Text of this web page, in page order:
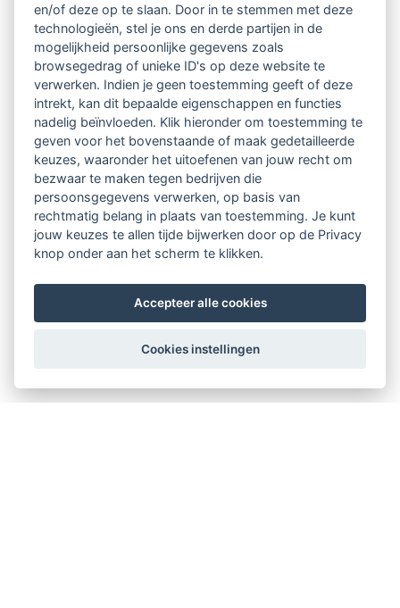
en/of deze op te slaan. Door in te stemmen met deze
technologieën, stel je ons en derde partijen in de
mogelijkheid persoonlijke gegevens zoals
browsegedrag of unieke ID's op deze website te
verwerken. Indien je geen toestemming geeft of deze
intrekt, kan dit bepaalde eigenschappen en functies
nadelig beïnvloeden. Klik hieronder om toestemming te
geven voor het bovenstaande of maak gedetailleerde
keuzes, waaronder het uitoefenen van jouw recht om
bezwaar te maken tegen bedrijven die
persoonsgegevens verwerken, op basis van
rechtmatig belang in plaats van toestemming. Je kunt
jouw keuzes te allen tijde bijwerken door op de Privacy
knop onder aan het scherm te klikken.
Accepteer alle cookies
Cookies instellingen